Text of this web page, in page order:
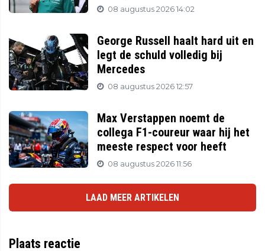
08 augustus 2026 14:02
George Russell haalt hard uit en
legt de schuld volledig bij
Mercedes
08 augustus 2026 12:57
Max Verstappen noemt de
collega F1-coureur waar hij het
meeste respect voor heeft
08 augustus 2026 11:56
LAAD MEER ARTIKELEN
Plaats reactie